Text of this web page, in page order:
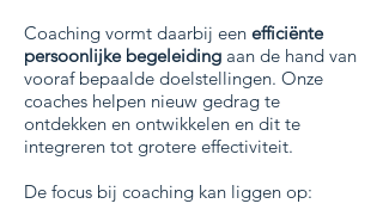
Coaching vormt daarbij een efficiënte
persoonlijke begeleiding aan de hand van
vooraf bepaalde doelstellingen. Onze
coaches helpen nieuw gedrag te
ontdekken en ontwikkelen en dit te
integreren tot grotere effectiviteit.
De focus bij coaching kan liggen op: